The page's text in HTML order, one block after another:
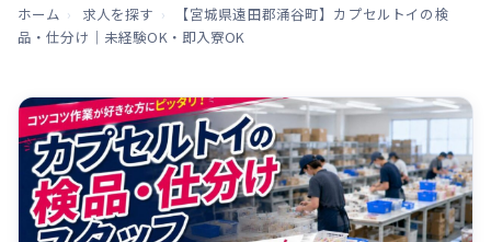
ホーム › 求人を探す ›
【宮城県遠田郡涌谷町】カプセルトイの検
品・仕分け｜未経験OK・即入寮OK